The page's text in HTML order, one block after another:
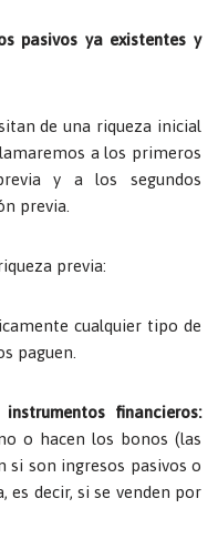
pasivos ya existentes y
de una riqueza inicial
a los primeros
y a los segundos
previa.
previa:
cualquier tipo de
paguen.
financieros:
o hacen los bonos (las
si son ingresos pasivos o
es decir, si se venden por